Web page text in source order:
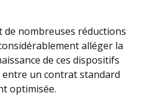
nombreuses réductions
alléger la
de ces dispositifs
un contrat standard
optimisée.